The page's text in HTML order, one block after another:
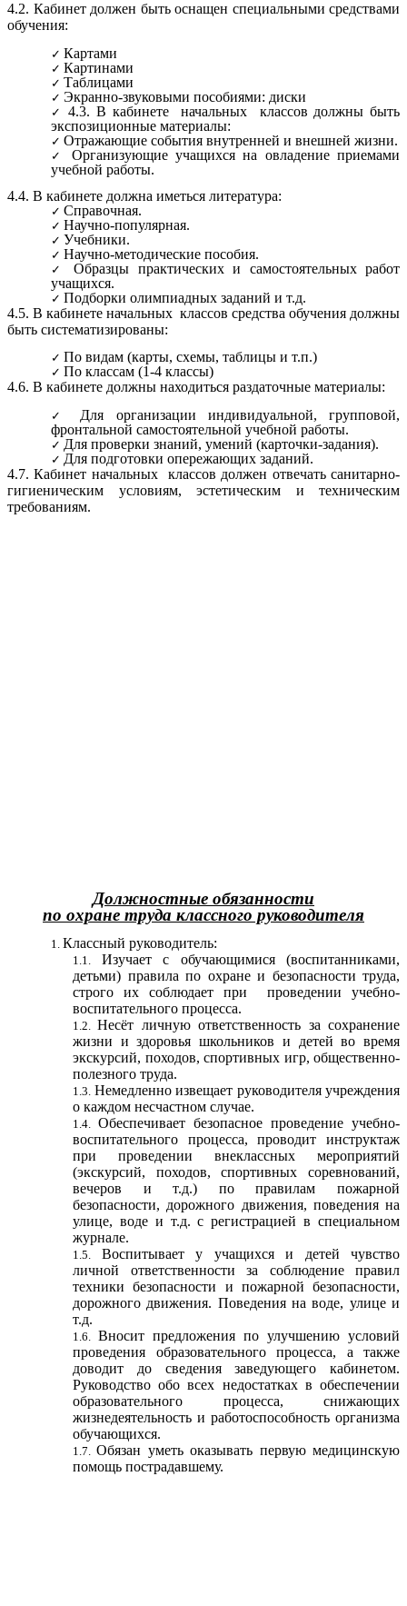
4.2. Кабинет должен быть оснащен специальными средствами
обучения:
Картами
Картинами
Таблицами
Экранно-звуковыми пособиями: диски
4.3. В кабинете начальных классов должны быть
экспозиционные материалы:
Отражающие события внутренней и внешней жизни.
Организующие учащихся на овладение приемами
учебной работы.
4.4. В кабинете должна иметься литература:
Справочная.
Научно-популярная.
Учебники.
Научно-методические пособия.
Образцы практических и самостоятельных работ
учащихся.
Подборки олимпиадных заданий и т.д.
4.5. В кабинете начальных классов средства обучения должны
быть систематизированы:
По видам (карты, схемы, таблицы и т.п.)
По классам (1-4 классы)
4.6. В кабинете должны находиться раздаточные материалы:
Для организации индивидуальной, групповой,
фронтальной самостоятельной учебной работы.
Для проверки знаний, умений (карточки-задания).
Для подготовки опережающих заданий.
4.7. Кабинет начальных классов должен отвечать санитарно-
гигиеническим условиям, эстетическим и техническим
требованиям.
Должностные обязанности
по охране труда классного руководителя
Классный руководитель:
Изучает с обучающимися (воспитанниками,
детьми) правила по охране и безопасности труда,
строго их соблюдает при проведении учебно-
воспитательного процесса.
Несёт личную ответственность за сохранение
жизни и здоровья школьников и детей во время
экскурсий, походов, спортивных игр, общественно-
полезного труда.
Немедленно извещает руководителя учреждения
о каждом несчастном случае.
Обеспечивает безопасное проведение учебно-
воспитательного процесса, проводит инструктаж
при проведении внеклассных мероприятий
(экскурсий, походов, спортивных соревнований,
вечеров и т.д.) по правилам пожарной
безопасности, дорожного движения, поведения на
улице, воде и т.д. с регистрацией в специальном
журнале.
Воспитывает у учащихся и детей чувство
личной ответственности за соблюдение правил
техники безопасности и пожарной безопасности,
дорожного движения. Поведения на воде, улице и
т.д.
Вносит предложения по улучшению условий
проведения образовательного процесса, а также
доводит до сведения заведующего кабинетом.
Руководство обо всех недостатках в обеспечении
образовательного процесса, снижающих
жизнедеятельность и работоспособность организма
обучающихся.
Обязан уметь оказывать первую медицинскую
помощь пострадавшему.